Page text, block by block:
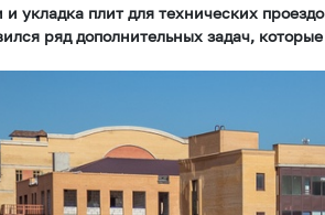
и укладка плит для технических
ряд дополнительных задач,